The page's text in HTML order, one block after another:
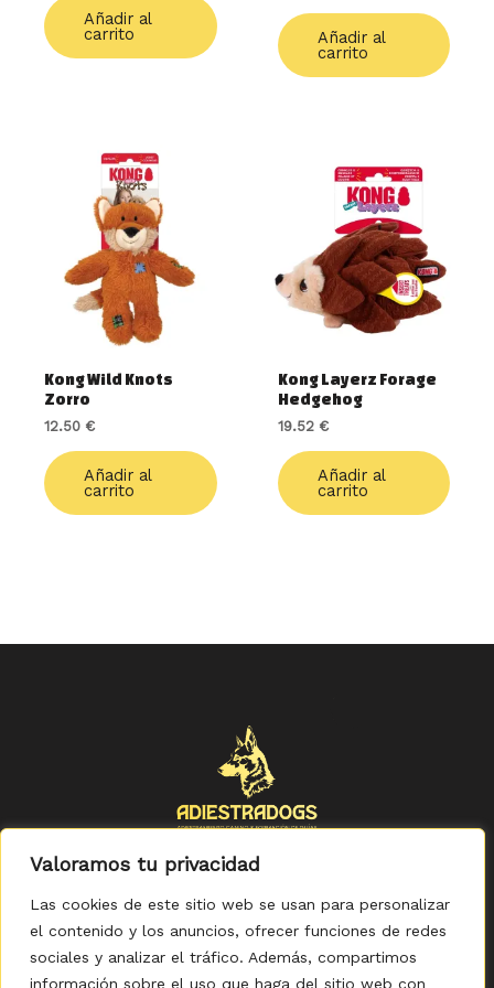
Valoramos tu privacidad
Las cookies de este sitio web se usan para personalizar
el contenido y los anuncios, ofrecer funciones de redes
sociales y analizar el tráfico. Además, compartimos
información sobre el uso que haga del sitio web con
Añadir al
carrito Añadir al
carrito
Kong Wild Knots
Zorro
12.50 €
Añadir al
carrito
Kong Layerz Forage
Hedgehog
19.52 €
Añadir al
carrito
Política de Privacidad -Política de Cookies-Aviso legal